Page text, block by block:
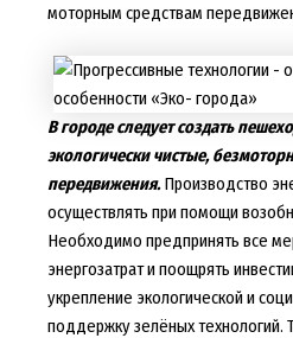
моторным средствам
В городе следует создать
экологически чистые,
передвижения.Производство
осуществлять при помощи
Необходимо предпринять все
энергозатрат и поощрять
укрепление экологической и
поддержку зелёных технологий.